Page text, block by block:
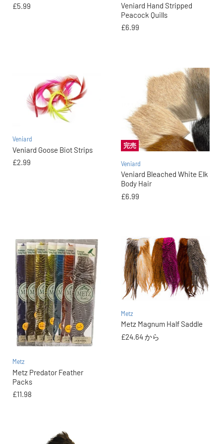
£5.99
Veniard Hand Stripped
Peacock Quills
£6.99
Veniard
Veniard Goose Biot Strips
£2.99
完売
Veniard
Veniard Bleached White Elk
Body Hair
£6.99
Metz
Metz Predator Feather
Packs
£11.98
Metz
Metz Magnum Half Saddle
£24.64から